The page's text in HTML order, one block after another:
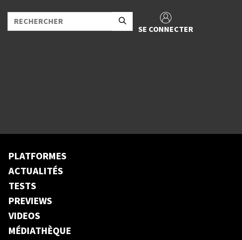
SE CONNECTER
PLATFORMES
ACTUALITÉS
TESTS
PREVIEWS
VIDEOS
MÉDIATHÈQUE